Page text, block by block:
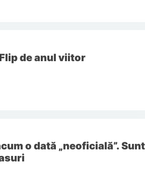
de anul viitor
o dată „neoficială”. Sunt